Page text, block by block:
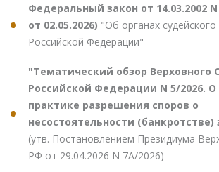
Федеральный закон от 14.03.2002
от 02.05.2026) "Об органах
Российской Федерации"
"Тематический обзор Верховного
Российской Федерации N 5/2026. О
практике разрешения споров о
несостоятельности (банкротстве)
(утв. Постановлением Президиума
РФ от 29.04.2026 N 7А/2026)